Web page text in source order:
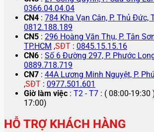
0366.04.04.04
CN4 : 784 Kha Vạn Cân, P. Thủ Đức,
0812.188.189
CN5 : 296 Hoàng Văn Thụ, P. Tân
TP.HCM ,SĐT : 0845.15.15.16
CN6 : Số 6 Đường 297, P. Phước
0889.718.719
CN7 : 44A Lương Minh Nguyệt, P.
,SĐT : 0977.501.601
Giờ làm việc : T2 - T7 : ( 08:00-19:30
17:00)
HỖ TRỢ KHÁCH HÀNG